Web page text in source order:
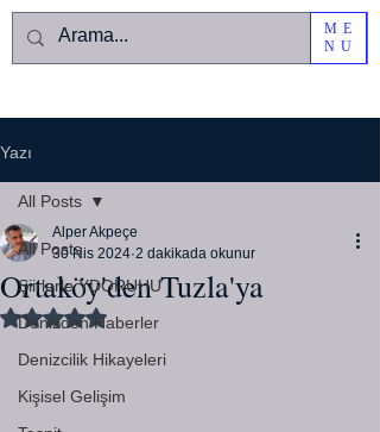
ME
NU
Yazı
All Posts
Şiirlerle YDORUHU
Denizden Haberler
Denizcilik Hikayeleri
Kişisel Gelişim
All Posts
Ortaköy'den Tuzla'ya
Alper Akpeçe
30 Nis 2024 2 dakikada okunur
5 üzerinden NaN yıldız